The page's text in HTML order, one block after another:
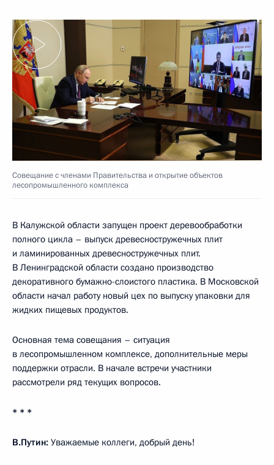
Совещание с членами Правительства и открытие объектов
лесопромышленного комплекса
В Калужской области запущен проект деревообработки
полного цикла – выпуск древесностружечных плит
и ламинированных древесностружечных плит.
В Ленинградской области создано производство
декоративного бумажно-слоистого пластика. В Московской
области начал работу новый цех по выпуску упаковки для
жидких пищевых продуктов.
Основная тема совещания – ситуация
в лесопромышленном комплексе, дополнительные меры
поддержки отрасли. В начале встречи участники
рассмотрели ряд текущих вопросов.
* * *
В.Путин: Уважаемые коллеги, добрый день!